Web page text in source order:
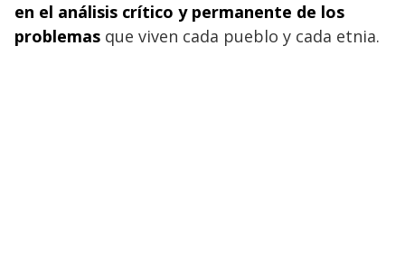
en el análisis crítico y permanente de los
problemas que viven cada pueblo y cada etnia.